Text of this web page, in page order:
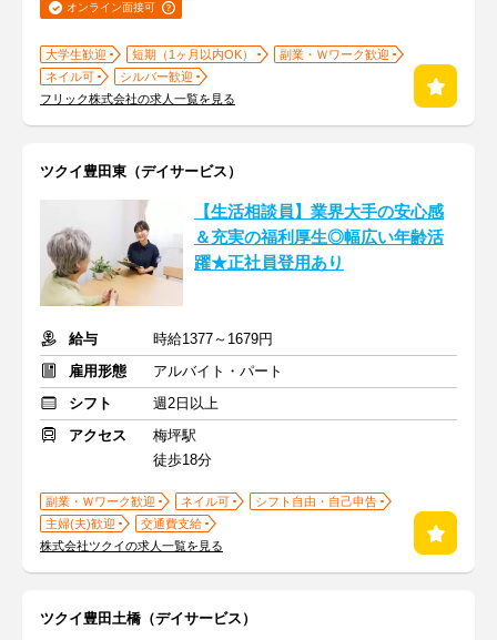
オンライン面接可
大学生歓迎 短期（1ヶ月以内OK）
副業・Ｗワーク歓迎
ネイル可
シルバー歓迎
フリック株式会社の求人一覧を見る
ツクイ豊田東（デイサービス）
【生活相談員】業界大手の安心感
＆充実の福利厚生◎幅広い年齢活
躍★正社員登用あり
給与
時給1377～1679円
雇用形態
アルバイト・パート
シフト
週2日以上
アクセス
梅坪駅
徒歩18分
副業・Ｗワーク歓迎 ネイル可
シフト自由・自己申告
主婦(夫)歓迎
交通費支給
株式会社ツクイの求人一覧を見る
ツクイ豊田土橋（デイサービス）